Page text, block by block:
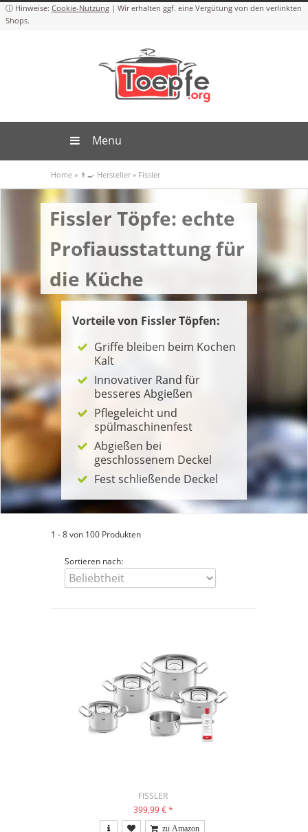
Cookie-Nutzung
Menu
Home » 👨‍🍳 Hersteller » Fissler
Fissler Töpfe: echte
Profiausstattung für
die Küche
Vorteile von Fissler Töpfen:
Griffe bleiben beim Kochen
Kalt
Innovativer Rand für
besseres Abgießen
Pflegeleicht und
spülmaschinenfest
Abgießen bei
geschlossenem Deckel
Fest schließende Deckel
1 - 8 von 100 Produkten
Sortieren nach:
FISSLER
399,99 €*